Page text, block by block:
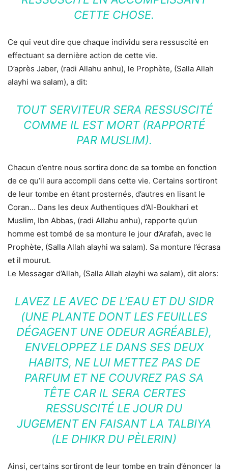
CETTE CHOSE.
Ce qui veut dire que chaque individu sera ressuscité en
effectuant sa dernière action de cette vie.
D’après Jaber, (radi Allahu anhu), le Prophète, (Salla Allah
alayhi wa salam), a dit:
TOUT SERVITEUR SERA RESSUSCITÉ
COMME IL EST MORT (RAPPORTÉ
PAR MUSLIM).
Chacun d’entre nous sortira donc de sa tombe en fonction
de ce qu’il aura accompli dans cette vie. Certains sortiront
de leur tombe en étant prosternés, d’autres en lisant le
Coran… Dans les deux Authentiques d’Al-Boukhari et
Muslim, Ibn Abbas, (radi Allahu anhu), rapporte qu’un
homme est tombé de sa monture le jour d’Arafah, avec le
Prophète, (Salla Allah alayhi wa salam). Sa monture l’écrasa
et il mourut.
Le Messager d’Allah, (Salla Allah alayhi wa salam), dit alors:
LAVEZ LE AVEC DE L’EAU ET DU SIDR
(UNE PLANTE DONT LES FEUILLES
DÉGAGENT UNE ODEUR AGRÉABLE),
ENVELOPPEZ LE DANS SES DEUX
HABITS, NE LUI METTEZ PAS DE
PARFUM ET NE COUVREZ PAS SA
TÊTE CAR IL SERA CERTES
RESSUSCITÉ LE JOUR DU
JUGEMENT EN FAISANT LA TALBIYA
(LE DHIKR DU PÈLERIN)
Ainsi, certains sortiront de leur tombe en train d’énoncer la